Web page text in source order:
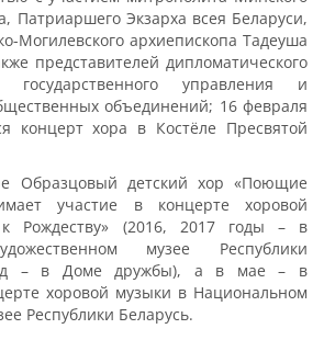
Патриаршего Экзарха всея Беларуси,
Могилевского архиепископа Тадеуша
представителей дипломатического
государственного управления и
объединений; 16 февраля
концерт хора в Костёле Пресвятой
Образцовый детский хор «Поющие
участие в концерте хоровой
Рождеству» (2016, 2017 годы – в
музее Республики
– в Доме дружбы), а в мае – в
хоровой музыки в Национальном
Республики Беларусь.